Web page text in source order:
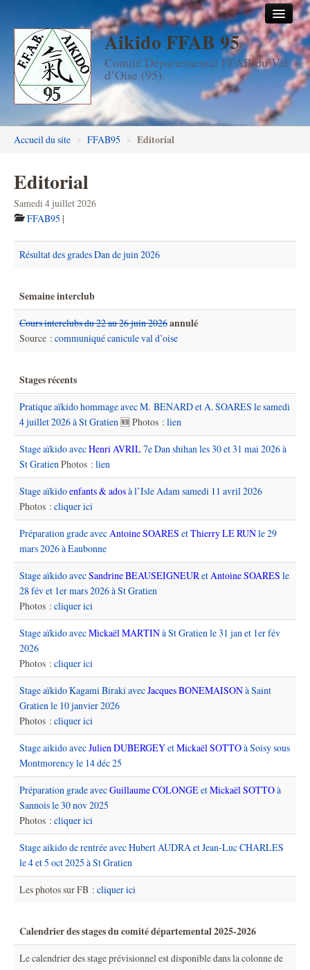
Aikido FFAB 95
Comité Départemental FFAB du Val
d’Oise (95)
Accueil
Les dojos
Stages
Les enseignants
Inscription DAN en ligne
Accueil du site > FFAB95 > Editorial
Editorial
Samedi 4 juillet 2026
FFAB95 |
Résultat des grades Dan de juin 2026
Semaine interclub
Cours interclubs du 22 au 26 juin 2026annulé
Source : communiqué canicule val d’oise
Stages récents
Pratique aïkido hommage avec M. BENARD et A. SOARES le samedi
4 juillet 2026 à St Gratien🆕 Photos : lien
Stage aïkido avecHenri AVRIL7e Dan shihan les 30 et 31 mai 2026 à
St GratienPhotos : lien
Stage aïkidoenfants & adosà l’Isle Adam samedi 11 avril 2026
Photos : cliquer ici
Préparation grade avecAntoine SOARES etThierry LE RUNle 29
mars 2026 à Eaubonne
Stage aïkido avecSandrine BEAUSEIGNEURetAntoine SOARES le
28 fév et 1er mars 2026 à St Gratien
Photos : cliquer ici
Stage aïkido avecMickaël MARTINà St Gratien le 31 jan et 1er fév
2026
Photos : cliquer ici
Stage aïkido Kagami Biraki avecJacques BONEMAISONà Saint
Gratien le 10 janvier 2026
Photos : cliquer ici
Stage aikido avecJulien DUBERGEYetMickaël SOTTOà Soisy sous
Montmorency le 14 déc 25
Préparation grade avecGuillaume COLONGEetMickaël SOTTOà
Sannois le 30 nov 2025
Photos : cliquer ici
Stage aikido de rentrée avec Hubert AUDRA et Jean-Luc CHARLES
le 4 et 5 oct 2025 à St Gratien
Les photos sur FB : cliquer ici
Calendrier des stages du comité départemental 2025-2026
Le calendrier des stage prévisionnel est disponible dans la colonne de